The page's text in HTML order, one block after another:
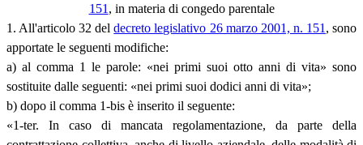
151 , in materia di congedo parentale
1. All'articolo 32 deldecreto legislativo 26 marzo 2001, n. 151 , sono
apportate le seguenti modifiche:
a) al comma 1 le parole: «nei primi suoi otto anni di vita» sono
sostituite dalle seguenti: «nei primi suoi dodici anni di vita»;
b) dopo il comma 1-bis è inserito il seguente:
«1-ter. In caso di mancata regolamentazione, da parte della